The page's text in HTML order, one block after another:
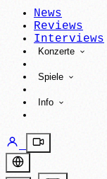
News
Reviews
Interviews
Konzerte
Spiele
Info